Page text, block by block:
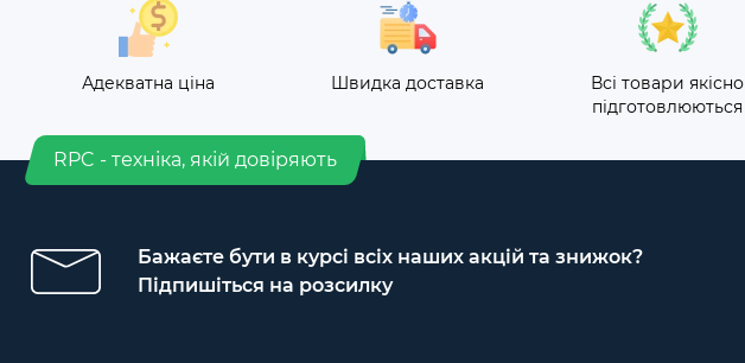
Адекватна ціна Швидка доставка
Всі товари якісно
підготовлюються
RPC - техніка, якій довіряють
Бажаєте бути в курсі всіх наших акцій та знижок?
Підпишіться на розсилку